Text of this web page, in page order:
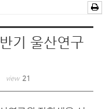
기 울산연구
view 21